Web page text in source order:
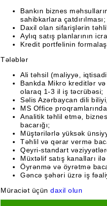
Bankın biznes
sahibkarlara çatdırılması;
Daxil olan sifarişlərin
Aylıq satış planlarının
Kredit portfelinin
Tələblər
Ali təhsil (maliyyə,
Bankda Mikro kreditlər
olaraq 1-3 il iş təcrübəsi;
Səlis Azərbaycan dili
MS Office
Analitik təhlil etmə,
bacarığı;
Müştərilərlə yüksək
Təhlil və qərar vermə
Qeyri-standart
Müxtəlif satış kanalları
Öyrənmə və öyrətmə
Gəncə şəhəri üzrə iş
Müraciət üçün daxil olun